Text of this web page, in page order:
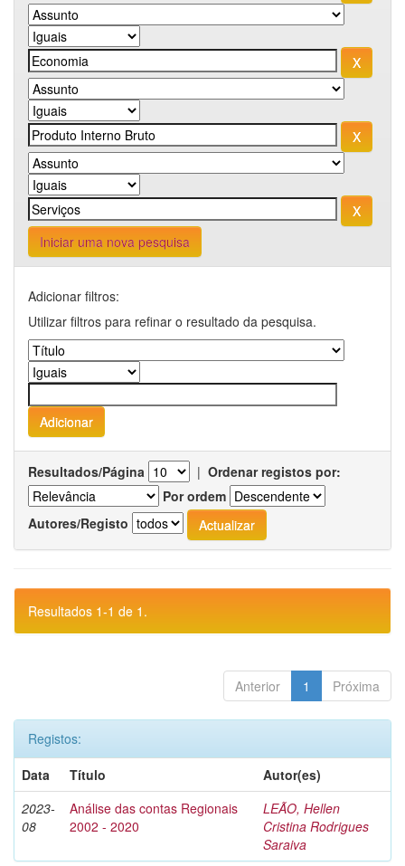
Iniciar uma nova pesquisa
Adicionar filtros:
Utilizar filtros para refinar o resultado da pesquisa.
Resultados/Página | Ordenar registos por:
Por ordem
Autores/Registo
Resultados 1-1 de 1.
Anterior 1 Próxima
Registos:
Data
Título
Autor(es)
2023-
08
Análise das contas Regionais
2002 - 2020
LEÃO, Hellen
Cristina Rodrigues
Saraiva